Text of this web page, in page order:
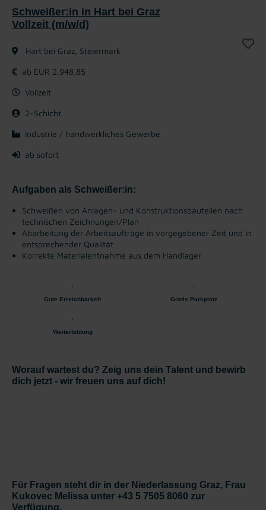
Schweißer:in in Hart bei Graz
Vollzeit (m/w/d)
Hart bei Graz, Steiermark
ab EUR 2.948,85
Vollzeit
2-Schicht
Industrie / handwerkliches Gewerbe
ab sofort
Aufgaben als Schweißer:in:
Schweißen von Anlagen- und Konstruktionsbauteilen nach
technischen Zeichnungen/Plan
Abarbeitung der Arbeitsaufträge in vorgegebener Zeit und in
entsprechender Qualität
Korrekte Materialentnahme aus dem Handlager
Gute Erreichbarkeit Gratis Parkplatz
Weiterbildung
Worauf wartest du? Zeig uns dein Talent und bewirb
dich jetzt - wir freuen uns auf dich!
Für Fragen steht dir in der Niederlassung Graz, Frau
Kukovec Melissa unter +43 5 7505 8060 zur
Verfügung.